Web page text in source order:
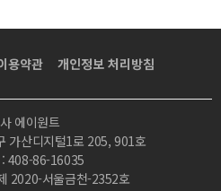
용약관 개인정보 처리방침
에이원트
가산디지털1로 205, 901호
408-86-16035
2020-서울금천-2352호